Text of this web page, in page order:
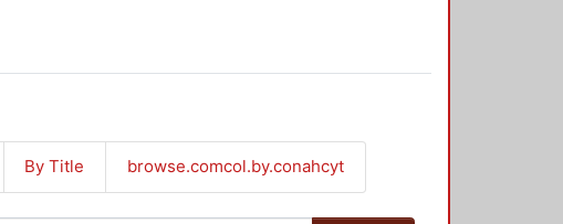
By Title browse.comcol.by.conahcyt